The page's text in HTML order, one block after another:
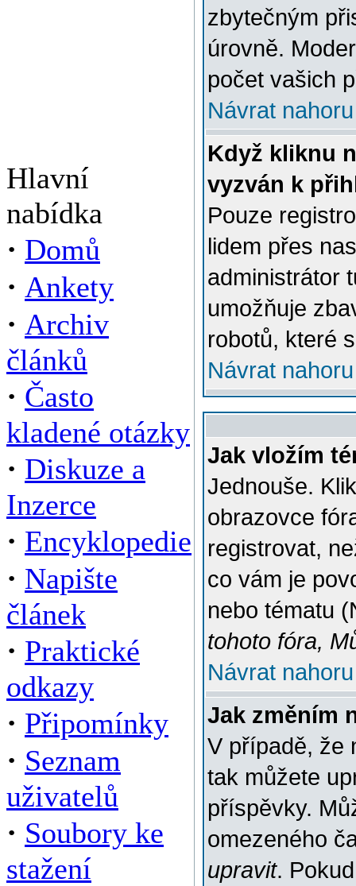
Hlavní
nabídka
· Domů
· Ankety
· Archiv
článků
· Často
kladené otázky
· Diskuze a
Inzerce
· Encyklopedie
· Napište
článek
· Praktické
odkazy
· Připomínky
· Seznam
uživatelů
· Soubory ke
stažení
zbytečným
úrovně.
počet vašich
Návrat nahoru
Když kliknu
vyzván k
Pouze
lidem přes
administrátor
umožňuje
robotů, které
Návrat nahoru
Jak vložím
Jednouše.
obrazovce
registrovat,
co vám je
nebo tématu
tohoto fóra,
Návrat nahoru
Jak změním
V případě, že
tak můžete
příspěvky.
omezeného
upravit.